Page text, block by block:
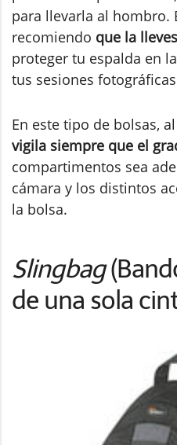
para llevarla al hombro.
recomiendo que la
proteger tu espalda en
tus sesiones
En este tipo de bolsas,
vigila siempre que el
compartimentos sea
cámara y los distintos
la bolsa.
Slingbag
de una sola